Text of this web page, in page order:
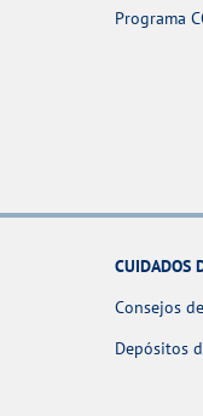
Programa
CUIDADOS
Consejos
Depósitos